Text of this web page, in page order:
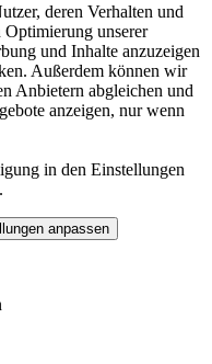
deren Verhalten und
unserer
und Inhalte anzuzeigen
Außerdem können wir
Anbietern abgleichen und
anzeigen, nur wenn
in den Einstellungen
.
anpassen